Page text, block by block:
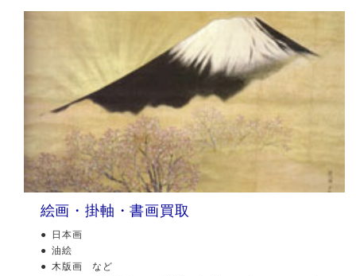
絵画・掛軸・書画買取
日本画
油絵
木版画 など